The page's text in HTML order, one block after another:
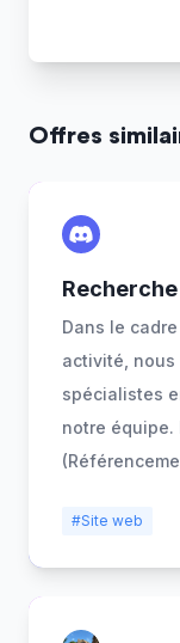
Offres
Dans le
activité, nous
spécialistes
notre équipe.
#Site web